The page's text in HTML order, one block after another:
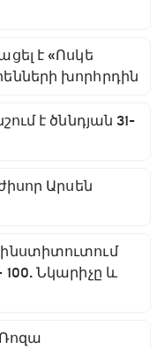
է «Ոսկե
խորհրդին
է ծննդյան 31-
Արսեն
Նկարիչը և
Ռոզա